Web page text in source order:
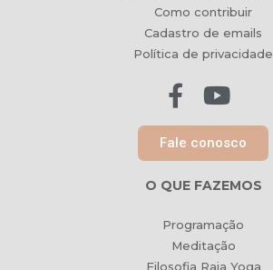
Como contribuir
Cadastro de emails
Política de privacidade
Fale conosco
O QUE FAZEMOS
Programação
Meditação
Filosofia Raja Yoga